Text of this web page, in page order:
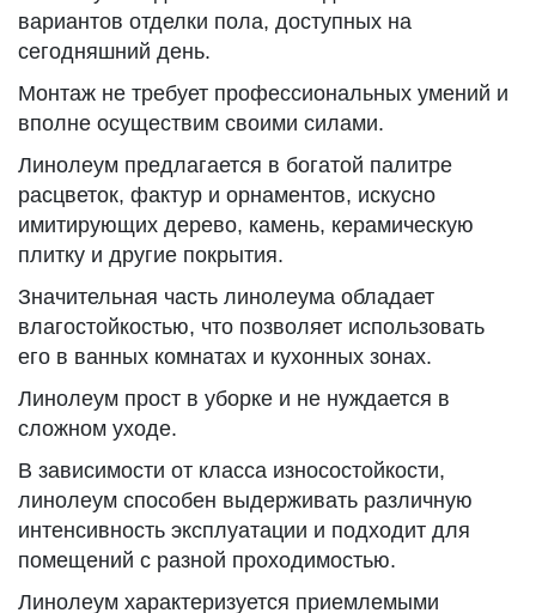
вариантов отделки пола, доступных на
сегодняшний день.
Монтаж не требует профессиональных умений и
вполне осуществим своими силами.
Линолеум предлагается в богатой палитре
расцветок, фактур и орнаментов, искусно
имитирующих дерево, камень, керамическую
плитку и другие покрытия.
Значительная часть линолеума обладает
влагостойкостью, что позволяет использовать
его в ванных комнатах и кухонных зонах.
Линолеум прост в уборке и не нуждается в
сложном уходе.
В зависимости от класса износостойкости,
линолеум способен выдерживать различную
интенсивность эксплуатации и подходит для
помещений с разной проходимостью.
Линолеум характеризуется приемлемыми